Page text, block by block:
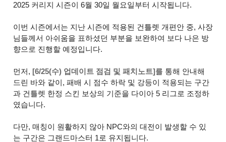
2025 커리지 시즌이 6월 30일 월요일부터 시작됩니다.
이번 시즌에서는 지난 시즌에 적용된 건틀렛 개편안 중, 사장
님들께서 아쉬움을 표하셨던 부분을 보완하여 보다 나은 방
향으로 진행할 예정입니다.
먼저, [6/25(수) 업데이트 점검 및 패치노트]를 통해 안내해
드린 바와 같이, 패배 시 점수 하락 및 강등이 적용되는 구간
과 건틀렛 한정 스킨 보상의 기준을 다이아 5 리그로 조정하
였습니다.
다만, 매칭이 원활하지 않아 NPC와의 대전이 발생할 수 있
는 구간은 그랜드마스터 1로 유지됩니다.